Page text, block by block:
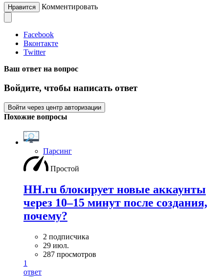
Нравится Комментировать
Facebook
Вконтакте
Twitter
Ваш ответ на вопрос
Войдите, чтобы написать ответ
Войти через центр авторизации
Похожие вопросы
Парсинг
Простой
HH.ru блокирует новые аккаунты
через 10–15 минут после создания,
почему?
2 подписчика
29 июл.
287 просмотров
1
ответ